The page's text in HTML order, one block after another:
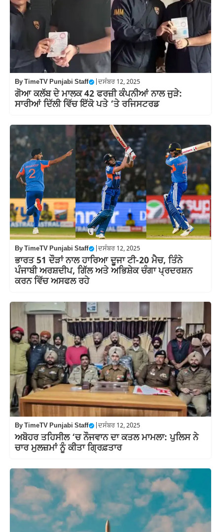
ByTimeTV Punjabi Staff ਦਸੰਬਰ 12, 2025
ਗੋਆ ਕਲੱਬ ਦੇ ਮਾਲਕ 42 ਫਰਜ਼ੀ ਕੰਪਨੀਆਂ ਨਾਲ ਜੁੜੇ:
ਸਾਰੀਆਂ ਦਿੱਲੀ ਵਿੱਚ ਇੱਕੋ ਪਤੇ ‘ਤੇ ਰਜਿਸਟਰਡ
ByTimeTV Punjabi Staff ਦਸੰਬਰ 12, 2025
ਭਾਰਤ 51 ਦੌੜਾਂ ਨਾਲ ਹਾਰਿਆ ਦੂਜਾ ਟੀ-20 ਮੈਚ, ਤਿੰਨੇ
ਪੰਜਾਬੀ ਅਰਸ਼ਦੀਪ, ਗਿੱਲ ਅਤੇ ਅਭਿਸ਼ੇਕ ਚੰਗਾ ਪ੍ਰਦਰਸ਼ਨ
ਕਰਨ ਵਿੱਚ ਅਸਫਲ ਰਹੇ
ByTimeTV Punjabi Staff ਦਸੰਬਰ 12, 2025
ਅਬੋਹਰ ਤਹਿਸੀਲ ‘ਚ ਨੌਜਵਾਨ ਦਾ ਕਤਲ ਮਾਮਲਾ: ਪੁਲਿਸ ਨੇ
ਚਾਰ ਮੁਲਜ਼ਮਾਂ ਨੂੰ ਕੀਤਾ ਗ੍ਰਿਫ਼ਤਾਰ